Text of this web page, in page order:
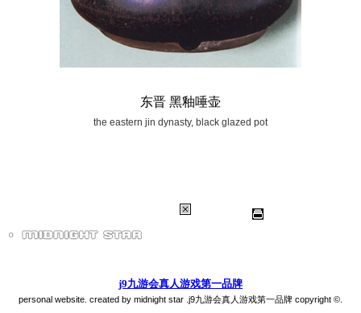
东晋 黑釉唾壶
the eastern jin dynasty, black glazed pot
j9九游会真人游戏第一品牌
personal website. created by midnight star .j9九游会真人游戏第一品牌 copyright ©.